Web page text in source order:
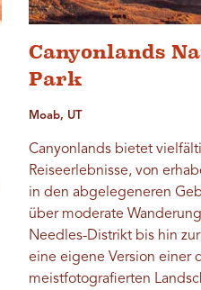
Canyonlands
Park
Moab, UT
Canyonlands bietet
Reiseerlebnisse, von
in den abgelegeneren
über moderate
Needles-Distrikt bis hin
eine eigene Version einer
meistfotografierten